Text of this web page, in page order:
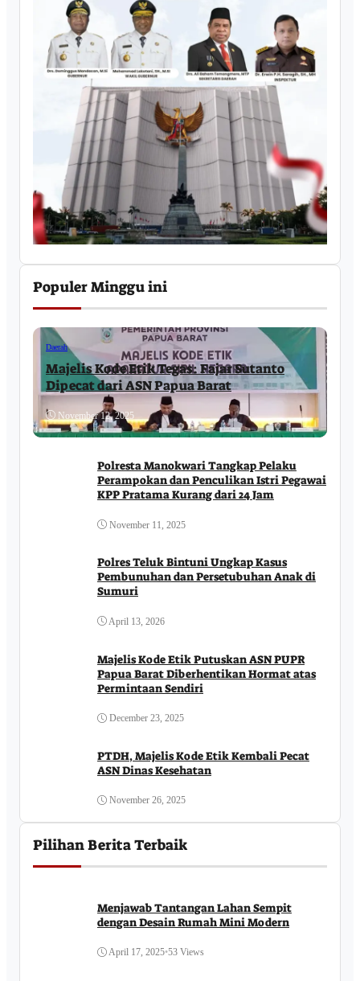
Populer Minggu ini
Daerah
Majelis Kode Etik Tegas: Fajar Sutanto
Dipecat dari ASN Papua Barat
November 12, 2025
Polresta Manokwari Tangkap Pelaku
Perampokan dan Penculikan Istri Pegawai
KPP Pratama Kurang dari 24 Jam
November 11, 2025
Polres Teluk Bintuni Ungkap Kasus
Pembunuhan dan Persetubuhan Anak di
Sumuri
April 13, 2026
Majelis Kode Etik Putuskan ASN PUPR
Papua Barat Diberhentikan Hormat atas
Permintaan Sendiri
December 23, 2025
PTDH, Majelis Kode Etik Kembali Pecat
ASN Dinas Kesehatan
November 26, 2025
Pilihan Berita Terbaik
Menjawab Tantangan Lahan Sempit
dengan Desain Rumah Mini Modern
April 17, 2025•53 Views